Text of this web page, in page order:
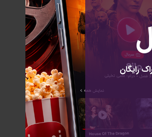
رایگان